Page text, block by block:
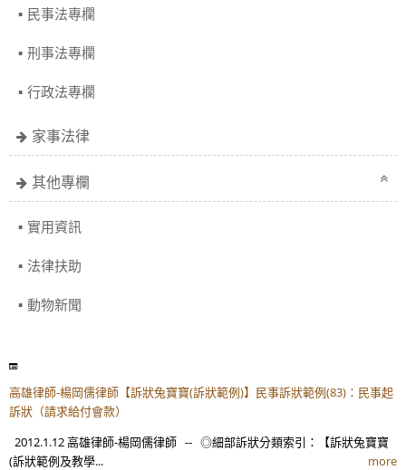
民事法專欄
刑事法專欄
行政法專欄
家事法律
其他專欄
實用資訊
法律扶助
動物新聞
高雄律師-楊岡儒律師【訴狀兔寶寶(訴狀範例)】民事訴狀範例(83)：民事起
訴狀（請求給付會款）
2012.1.12 高雄律師-楊岡儒律師 -- ◎細部訴狀分類索引：【訴狀兔寶寶
(訴狀範例及教學...
more